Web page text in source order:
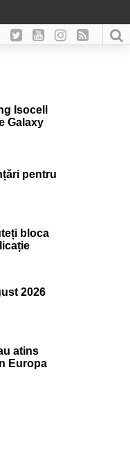
Isocell
Galaxy
pentru
bloca
2026
atins
Europa